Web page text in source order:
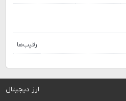
رقیب‌ها
ارز دیجیتال